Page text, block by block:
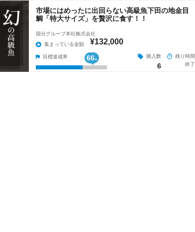
市場にはめったに出回らない高級魚下田の地金目
鯛「特大サイズ」を贅沢に食す！！
国分グループ本社株式会社
集まっている金額
¥132,000
目標達成率 66%
購入数
6
残り時間
終了